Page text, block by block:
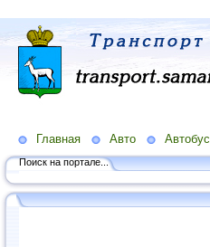
Главная Авто Автобус
Поиск на портале...